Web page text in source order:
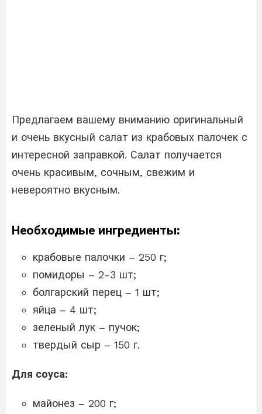
Предлагаем вашему вниманию оригинальный
и очень вкусный салат из крабовых палочек с
интересной заправкой. Салат получается
очень красивым, сочным, свежим и
невероятно вкусным.
Необходимые ингредиенты:
крабовые палочки – 250 г;
помидоры – 2-3 шт;
болгарский перец – 1 шт;
яйца – 4 шт;
зеленый лук – пучок;
твердый сыр – 150 г.
Для соуса:
майонез – 200 г;